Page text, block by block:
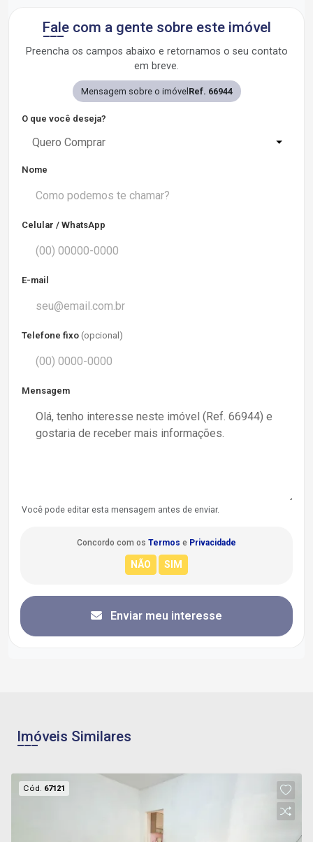
Fale com a gente sobre este imóvel
Preencha os campos abaixo e retornamos o seu contato
em breve.
Mensagem sobre o imóvel Ref. 66944
O que você deseja?
Quero Comprar
Nome
Celular / WhatsApp
E-mail
Telefone fixo (opcional)
Mensagem
Você pode editar esta mensagem antes de enviar.
Concordo com os Termos e Privacidade
Enviar meu interesse
Imóveis Similares
Cód. 67121